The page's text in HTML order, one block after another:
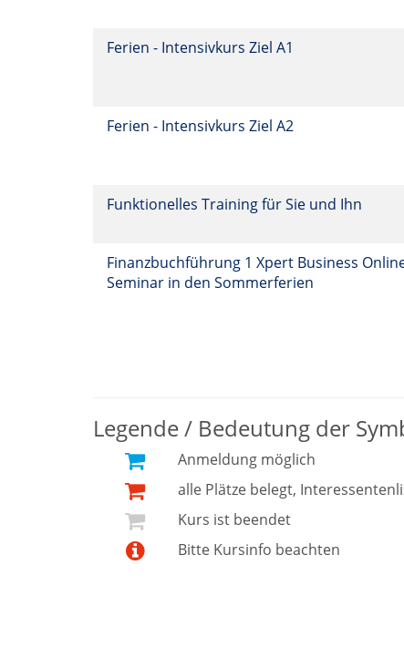
Ferien - Intensivkurs Ziel A1
Ferien - Intensivkurs Ziel A2
Funktionelles Training für Sie und Ihn
Finanzbuchführung 1 Xpert Business
Seminar in den Sommerferien
Legende / Bedeutung der
Anmeldung möglich
alle Plätze belegt,
Kurs ist beendet
Bitte Kursinfo beachten